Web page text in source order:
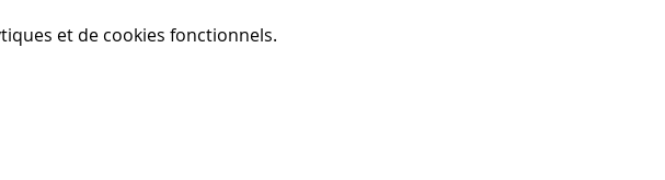
et de cookies fonctionnels.